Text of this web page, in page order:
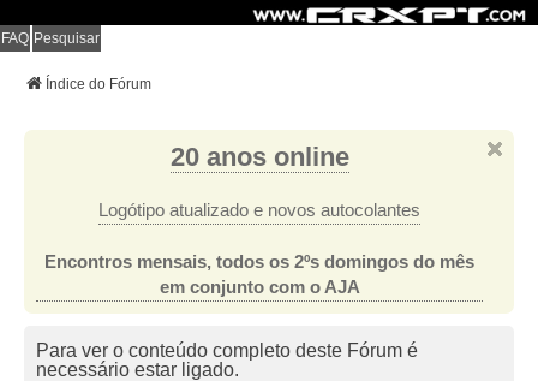
FAQ Pesquisar
Índice do Fórum
20 anos online
Logótipo atualizado e novos autocolantes
Encontros mensais, todos os 2ºs domingos do mês
em conjunto com o AJA
Para ver o conteúdo completo deste Fórum é
necessário estar ligado.